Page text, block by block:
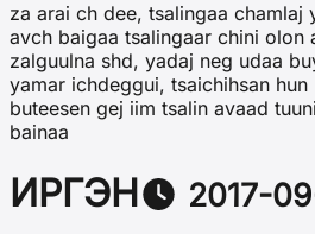
za arai ch dee, tsalingaa chamlaj
avch baigaa tsalingaar chini olon
zalguulna shd, yadaj neg udaa
yamar ichdeggui, tsaichihsan
buteesen gej iim tsalin avaad
bainaa
ИРГЭН 2017-